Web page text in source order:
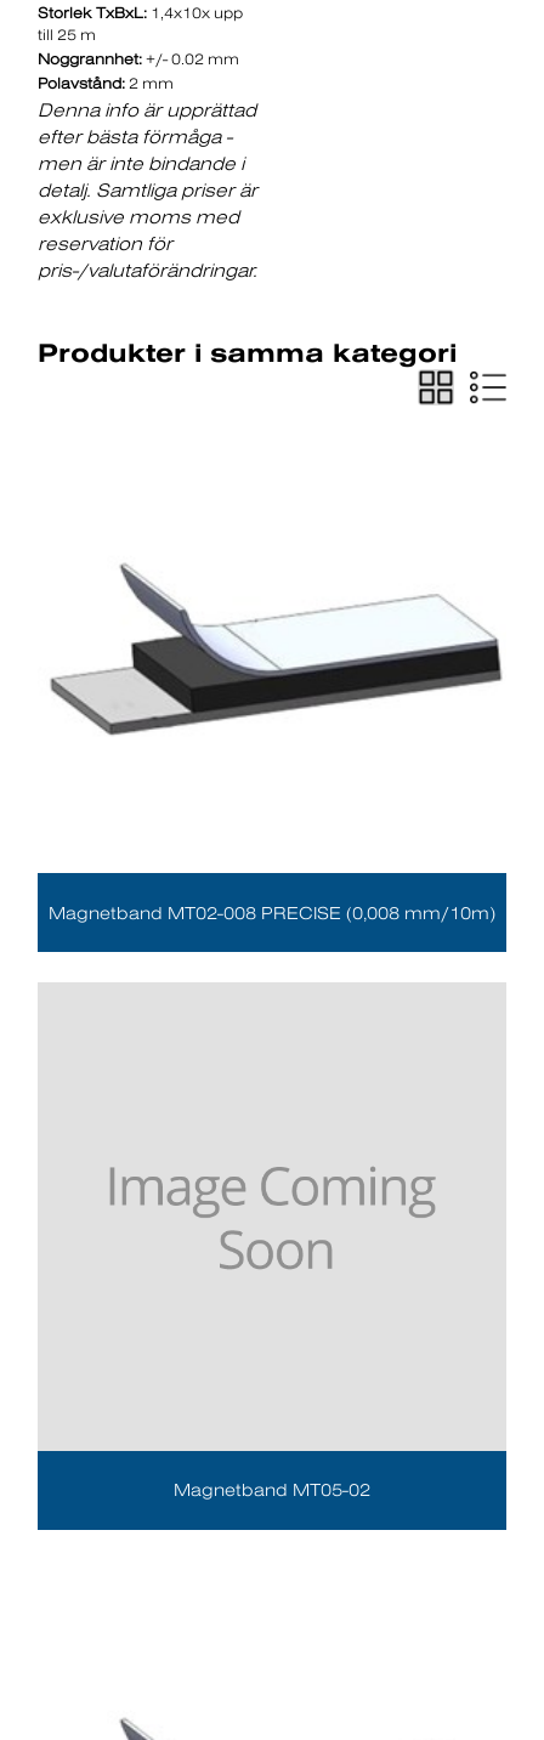
Storlek TxBxL: 1,4x10x upp
till 25 m
Noggrannhet: +/- 0.02 mm
Polavstånd: 2 mm
Denna info är upprättad
efter bästa förmåga -
men är inte bindande i
detalj. Samtliga priser är
exklusive moms med
reservation för
pris-/valutaförändringar.
Produkter i samma kategori
Magnetband MT02-008 PRECISE (0,008 mm/10m)
Magnetband MT05-02